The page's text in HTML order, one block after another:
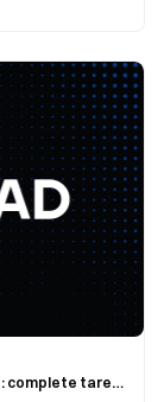
Airdrop exclusivo de GT para usuários do Gate: complete tarefas para compartilhar $20,000 GT